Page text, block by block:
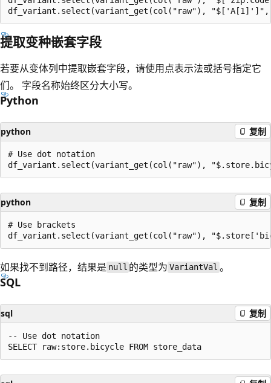
提取变种嵌套字段
若要从变体列中提取嵌套字段，请使用点表示法或括号指定它
们。 字段名称始终区分大小写。
Python
python 复制
# Use dot notation
python 复制
# Use brackets
如果找不到路径，结果是 null 的类型为 VariantVal 。
SQL
sql 复制
-- Use dot notation